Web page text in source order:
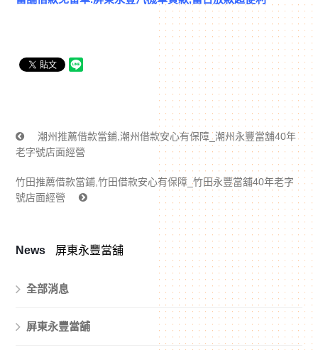
潮州推薦借款當鋪,潮州借款安心有保障_潮州永豐當舖40年
老字號店面經營
竹田推薦借款當鋪,竹田借款安心有保障_竹田永豐當舖40年老字
號店面經營
News 屏東永豐當舖
全部消息
屏東永豐當舖